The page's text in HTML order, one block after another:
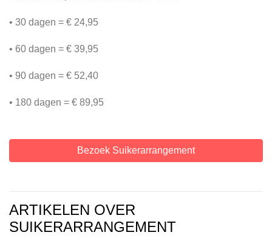
• 30 dagen = € 24,95
• 60 dagen = € 39,95
• 90 dagen = € 52,40
• 180 dagen = € 89,95
Bezoek Suikerarrangement
ARTIKELEN OVER
SUIKERARRANGEMENT